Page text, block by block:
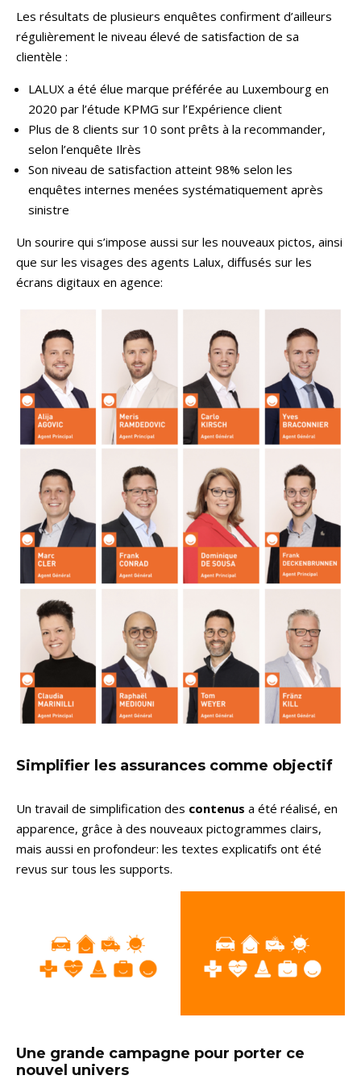
Les résultats de plusieurs enquêtes confirment d’ailleurs
régulièrement le niveau élevé de satisfaction de sa
clientèle :
LALUX a été élue marque préférée au Luxembourg en
2020 par l’étude KPMG sur l’Expérience client
Plus de 8 clients sur 10 sont prêts à la recommander,
selon l’enquête Ilrès
Son niveau de satisfaction atteint 98% selon les
enquêtes internes menées systématiquement après
sinistre
Un sourire qui s’impose aussi sur les nouveaux pictos, ainsi
que sur les visages des agents Lalux, diffusés sur les
écrans digitaux en agence:
Simplifier les assurances comme objectif
Un travail de simplification des contenus a été réalisé, en
apparence, grâce à des nouveaux pictogrammes clairs,
mais aussi en profondeur: les textes explicatifs ont été
revus sur tous les supports.
Une grande campagne pour porter ce
nouvel univers